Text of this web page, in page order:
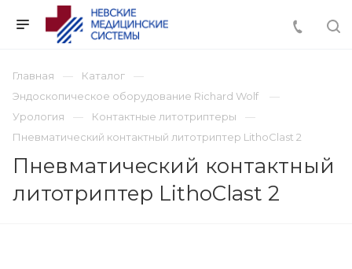
Главная
Каталог
Эндоскопическое оборудование Richard Wolf
Урология
Контактные литотриптеры
Пневматический контактный литотриптер LithoClast 2
Пневматический контактный
литотриптер LithoClast 2